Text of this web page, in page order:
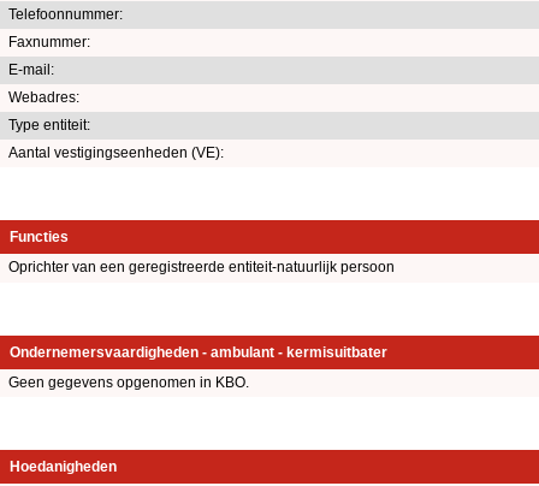
Telefoonnummer:
Faxnummer:
E-mail:
Webadres:
Type entiteit:
Aantal vestigingseenheden (VE):
Functies
Oprichter van een geregistreerde entiteit-natuurlijk persoon
Ondernemersvaardigheden - ambulant - kermisuitbater
Geen gegevens opgenomen in KBO.
Hoedanigheden